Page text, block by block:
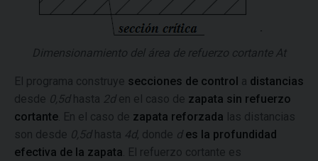
Dimensionamiento del área de refuerzo cortante At
El programa construye secciones de control a distancias
desde 0,5dhasta 2den el caso de zapata sin refuerzo
cortante . En el caso de zapata reforzada las distancias
son desde 0,5dhasta 4d, donde des la profundidad
efectiva de la zapata . El refuerzo cortante es